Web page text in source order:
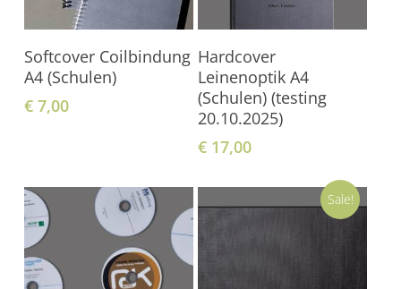
In Den Warenkorb
Softcover Coilbindung
A4 (Schulen)
€7,00
Hardcover
Leinenoptik A4
(Schulen) (testing
20.10.2025)
€ 17,00
Sale!